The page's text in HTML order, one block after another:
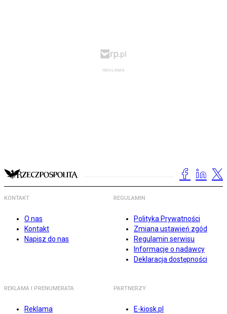
KONTAKT
O nas
Kontakt
Napisz do nas
REGULAMIN
Polityka Prywatności
Zmiana ustawień zgód
Regulamin serwisu
Informacje o nadawcy
Deklaracja dostępności
REKLAMA I PRENUMERATA
Reklama
PARTNERZY
E-kiosk.pl